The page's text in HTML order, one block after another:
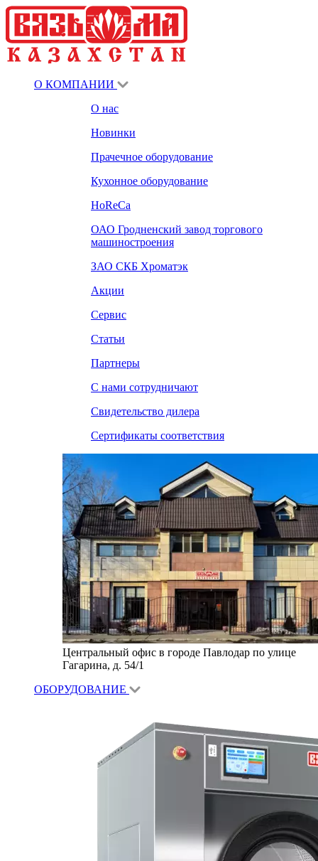
О КОМПАНИИ
О нас
Новинки
Прачечное оборудование
Кухонное оборудование
HoReCa
ОАО Гродненский завод торгового
машиностроения
ЗАО СКБ Хроматэк
Акции
Сервис
Статьи
Партнеры
С нами сотрудничают
Свидетельство дилера
Сертификаты соответствия
Центральный офис в городе Павлодар по улице
Гагарина, д. 54/1
ОБОРУДОВАНИЕ